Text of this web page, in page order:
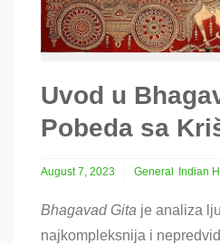
Uvod u
Pobeda sa
August 7, 2023 General Indian
Bhagavad Gita je analiza
najkompleksnija i